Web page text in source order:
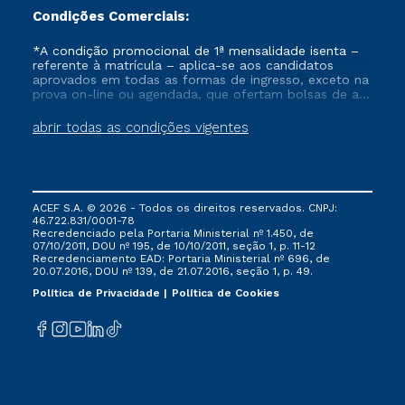
Condições Comerciais:
abrir todas as condições vigentes
*A condição promocional de 1ª mensalidade isenta –
referente à matrícula – aplica-se aos candidatos
aprovados em todas as formas de ingresso, exceto na
prova on-line ou agendada, que ofertam bolsas de até
vigente, que ainda não tenham efetivado e/ou não
tenham cancelado ou trancado sua matrícula em uma
via FIES, Prouni e outros programas governamentais, e
não se acumula com nenhuma outra campanha
ofertada pela Instituição.
ACEF S.A. © 2026 - Todos os direitos reservados. CNPJ:
46.722.831/0001-78
Recredenciado pela Portaria Ministerial nº 1.450, de
07/10/2011, DOU nº 195, de 10/10/2011, seção 1, p. 11-12
Recredenciamento EAD: Portaria Ministerial nº 696, de
20.07.2016, DOU nº 139, de 21.07.2016, seção 1, p. 49.
Política de Privacidade
Política de Cookies